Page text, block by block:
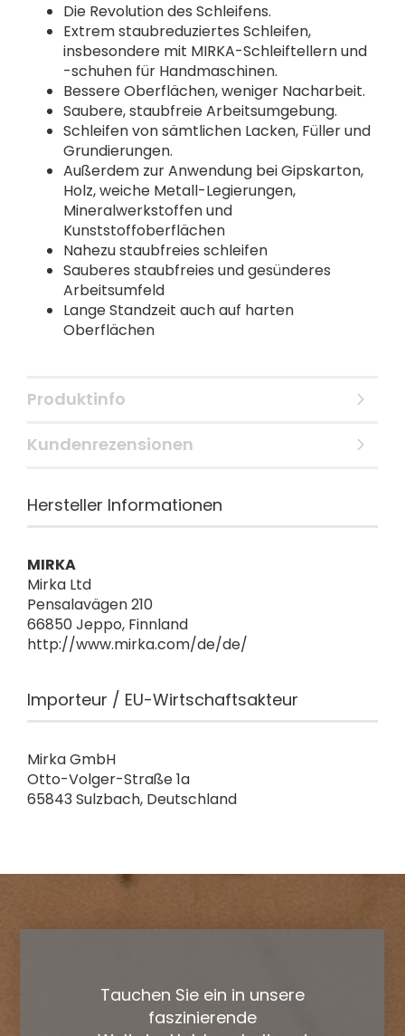
Die Revolution des Schleifens.
Extrem staubreduziertes Schleifen,
insbesondere mit MIRKA-Schleiftellern und
-schuhen für Handmaschinen.
Bessere Oberflächen, weniger Nacharbeit.
Saubere, staubfreie Arbeitsumgebung.
Schleifen von sämtlichen Lacken, Füller und
Grundierungen.
Außerdem zur Anwendung bei Gipskarton,
Holz, weiche Metall-Legierungen,
Mineralwerkstoffen und
Kunststoffoberflächen
Nahezu staubfreies schleifen
Sauberes staubfreies und gesünderes
Arbeitsumfeld
Lange Standzeit auch auf harten
Oberflächen
Produktinfo
Kundenrezensionen
Hersteller Informationen
MIRKA
Mirka Ltd
Pensalavägen 210
66850 Jeppo, Finnland
http://www.mirka.com/de/de/
Importeur / EU-Wirtschaftsakteur
Mirka GmbH
Otto-Volger-Straße 1a
65843 Sulzbach, Deutschland
Tauchen Sie ein in unsere
faszinierende